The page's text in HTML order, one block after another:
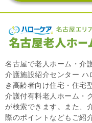
名古屋で老人ホーム・介
介護施設紹介センター
き高齢者向け住宅・住宅
介護付有料老人ホーム・
が検索できます。また、
際のポイントなどもご紹